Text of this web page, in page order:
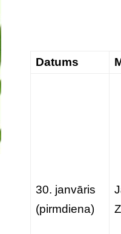
Datums
30. janvāris
(pirmdiena)